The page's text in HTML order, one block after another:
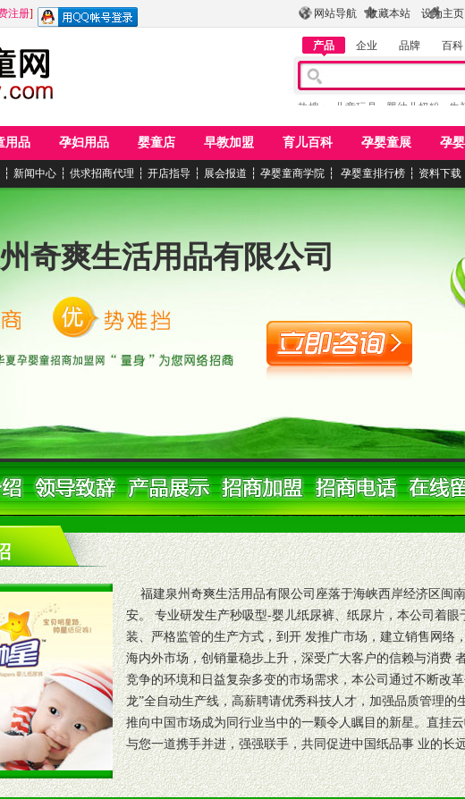
网站导航 收藏本站 设为主页
注册]
产品 企业 品牌 百科
热搜： 儿童玩具 婴幼儿奶粉 牛
用品 孕妇用品 婴童店 早教加盟 育儿百科 孕婴童展 孕
┆ 新闻中心 ┆ 供求招商代理 ┆ 开店指导 ┆ 展会报道 ┆ 孕婴童商学院 ┆ 孕婴童排行榜 ┆ 资料下载
奇爽生活用品有限公司
福建泉州奇爽生活用品有限公司座落于海峡西岸经济区闽
安。 专业研发生产秒吸型-婴儿纸尿裤、纸尿片，本公司着
装、严格监管的生产方式，到开 发推广市场，建立销售网络
海内外市场，创销量稳步上升，深受广大客户的信赖与消费
竞争的环境和日益复杂多变的市场需求，本公司通过不断改
龙”全自动生产线，高薪聘请优秀科技人才，加强品质管理的
推向中国市场成为同行业当中的一颗令人瞩目的新星。直挂
与您一道携手并进，强强联手，共同促进中国纸品事 业的长